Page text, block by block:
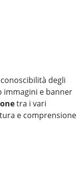
degli
immagini e banner
tra i vari
e comprensione